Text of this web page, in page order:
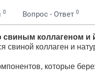
0 Вопрос - Ответ0
свиным коллагеном
коллаген и
которые